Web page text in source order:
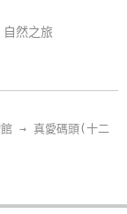
然之旅
館 → 真愛碼頭(十二